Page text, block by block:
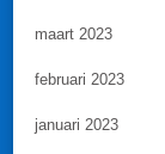
maart 2023
februari 2023
januari 2023